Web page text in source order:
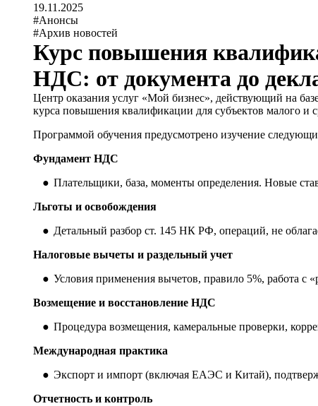
19.11.2025
#Анонсы
#Архив новостей
Курс повышения
НДС: от документа до
Центр оказания услуг «Мой бизнес», действующий на
курса повышения квалификации для субъектов малого и
Программой обучения предусмотрено изучение
Фундамент НДС
Плательщики, база, моменты определения. Новые
Льготы и освобождения
Детальный разбор ст. 145 НК РФ, операций, не
Налоговые вычеты и раздельный учет
Условия применения вычетов, правило 5%, работа с
Возмещение и восстановление НДС
Процедура возмещения, камеральные проверки,
Международная практика
Экспорт и импорт (включая ЕАЭС и Китай),
Отчетность и контроль